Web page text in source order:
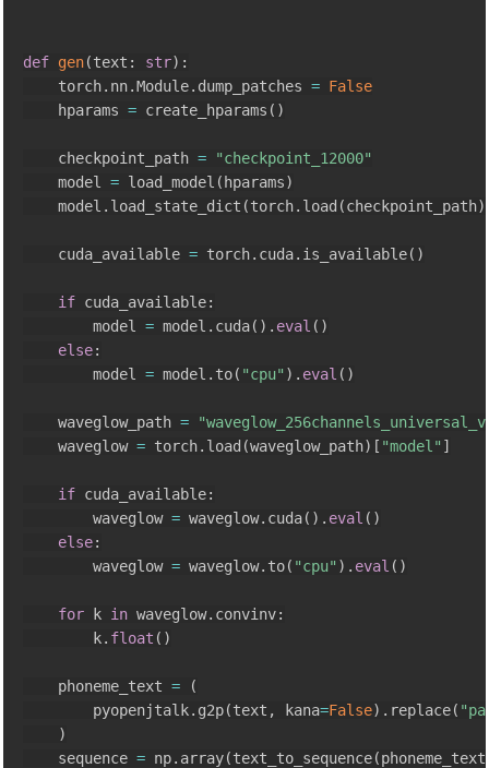
def gen(text : str) :
    torch
. nn.Module. dump_patches = False
    hparams
= create_hparams ( )
    checkpoint_path
=
"checkpoint_12000"
    model
= load_model (hparams)
    model
. load_state_dict (torch. load (checkpoint_path)
    cuda_available
= torch. cuda. is_available( )
if cuda_available:
        model
= model . cuda( ) . eval ( )
else:
        model
= model . to( "cpu" ) . eval ( )
    waveglow_path
=
    waveglow
= torch. load (waveglow_path) [ "model" ]
if cuda_available:
        waveglow
= waveglow. cuda( ) . eval ( )
else:
        waveglow
= waveglow. to( "cpu" ) . eval ( )
for k in waveglow. convinv:
        k
. float ( )
    phoneme_text
=
(
        pyopenjtalk
. g2p(text , kana=False) . replace(
)
    sequence
= np. array(text_to_sequence(phoneme_text